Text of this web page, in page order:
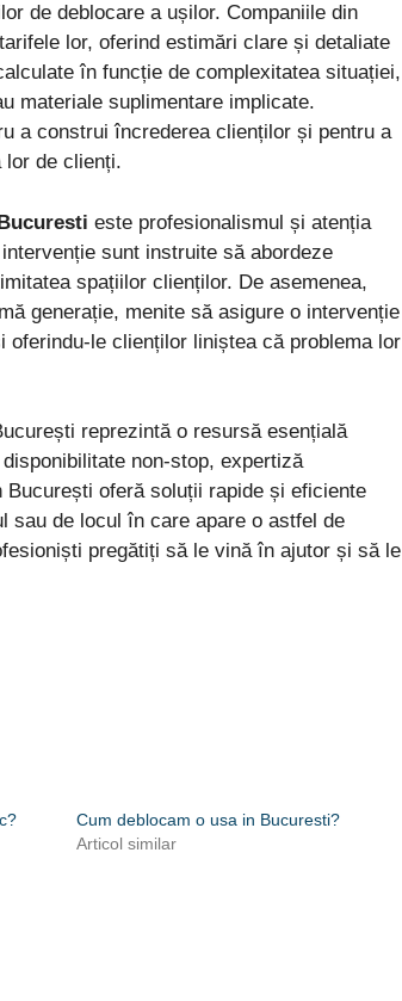
de deblocare a ușilor. Companiile din
lor, oferind estimări clare și detaliate
în funcție de complexitatea situației,
materiale suplimentare implicate.
a construi încrederea clienților și pentru a
lor de clienți.
este profesionalismul și atenția
sunt instruite să abordeze
spațiilor clienților. De asemenea,
generație, menite să asigure o intervenție
le clienților liniștea că problema lor
reprezintă o resursă esențială
non-stop, expertiză
oferă soluții rapide și eficiente
sau de locul în care apare o astfel de
pregătiți să le vină în ajutor și să le
Cum deblocam o usa in Bucuresti?
Articol similar